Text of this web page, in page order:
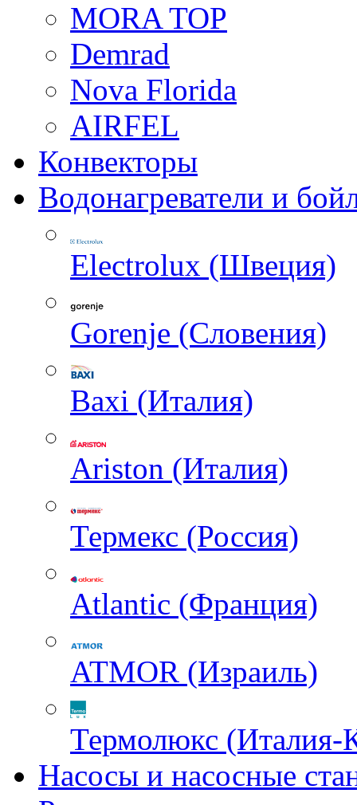
MORA TOP
Demrad
Nova Florida
AIRFEL
Конвекторы
Водонагреватели и
Electrolux (Швеция)
Gorenje (Словения)
Baxi (Италия)
Ariston (Италия)
Термекс (Россия)
Atlantic (Франция)
ATMOR (Израиль)
Термолюкс (Италия-
Насосы и насосные